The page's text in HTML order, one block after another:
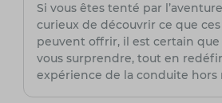
Si vous êtes tenté par
curieux de découvrir ce que
peuvent offrir, il est certain que
vous surprendre, tout en
expérience de la conduite hors